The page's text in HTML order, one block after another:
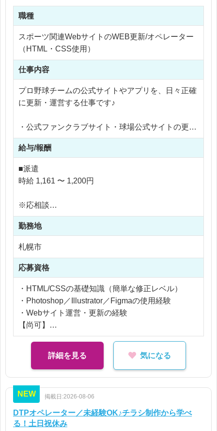
職種
スポーツ関連WebサイトのWEB更新/オペレーター
（HTML・CSS使用）
仕事内容
プロ野球チームの公式サイトやアプリを、日々正確
に更新・運営する仕事です♪
・公式ファンクラブサイト・球場公式サイトの更新
- ニュース、ファンクラブ限定コンテンツの登録・
更新
- 既存ページの情報修正
- イベント施策の登録、抽選対応
・画像制作
- ニュースバナー、アプリ用画像、グッズページ用
画像
- Photoshop、Figmaなどを使用
・メルマガ配信、各種レポート作成
・クライアント・社内との情報共有、進行管理サポ
ート
給与/報酬
■派遣
時給 1,161 〜 1,200円
※応相談
※ご経験により優遇
※交通費支給
※残業代全額支給
勤務地
札幌市
応募資格
・HTML/CSSの基礎知識（簡単な修正レベル）
・Photoshop／Illustrator／Figmaの使用経験
・Webサイト運営・更新の経験
【尚可】
・Webディレクション、進行管理の経験
詳細を見る 気になる
NEW 掲載日:2026-08-06
DTPオペレーター／未経験OK♪チラシ制作から学べ
る！土日祝休み